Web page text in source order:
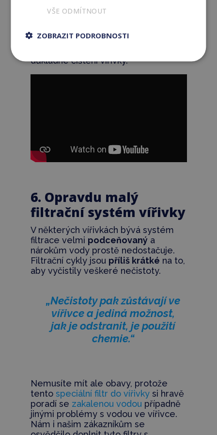
běžně během roku usazeny.
chemie a častější problémy s
důkladné čištění vířivky.
6. Opravdu malý
filtrační systém vířivky
V některých vířivkách bývá systém
filtrace velmi podceňovanýa
nárokům vody prostě nedostačuje.
Filtrační cykly jsou příliš krátké na to,
aby vyčistily veškeré nečistoty.
„Nečistoty pak zůstávají ve
vířivce a jediná možnost,
jak je odstranit, je použití
chemie.“
Nemusíte mít ale obavy, protože
tento speciální filtr do vířivkysi hravě
poradí se zakalenou vodou případně
jinými problémy s vodou ve vířivce.
Nám i našim zákazníkům se
VŠE ODMÍTNOUT
ZOBRAZIT PODROBNOSTI